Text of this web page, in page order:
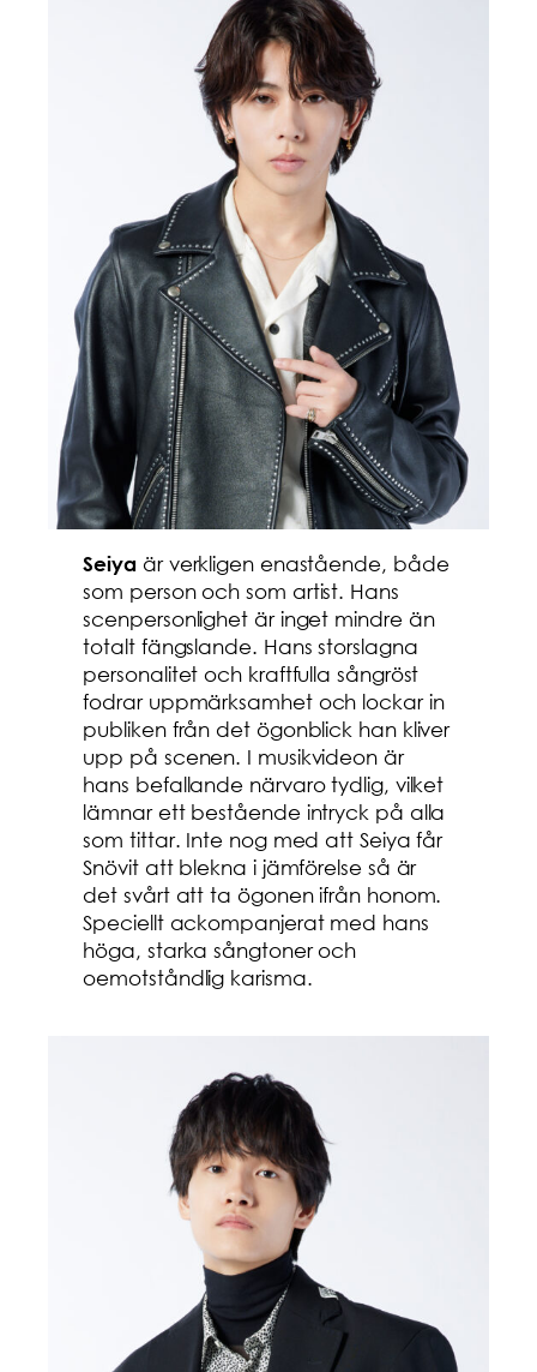
Seiya är verkligen enastående, både
som person och som artist. Hans
scenpersonlighet är inget mindre än
totalt fängslande. Hans storslagna
personalitet och kraftfulla sångröst
fodrar uppmärksamhet och lockar in
publiken från det ögonblick han kliver
upp på scenen. I musikvideon är
hans befallande närvaro tydlig, vilket
lämnar ett bestående intryck på alla
som tittar. Inte nog med att Seiya får
Snövit att blekna i jämförelse så är
det svårt att ta ögonen ifrån honom.
Speciellt ackompanjerat med hans
höga, starka sångtoner och
oemotståndlig karisma.